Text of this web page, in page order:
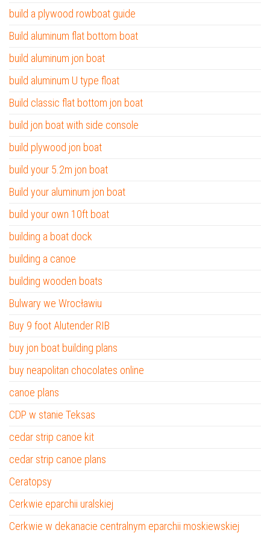
build a plywood rowboat guide
Build aluminum flat bottom boat
build aluminum jon boat
build aluminum U type float
Build classic flat bottom jon boat
build jon boat with side console
build plywood jon boat
build your 5.2m jon boat
Build your aluminum jon boat
build your own 10ft boat
building a boat dock
building a canoe
building wooden boats
Bulwary we Wrocławiu
Buy 9 foot Alutender RIB
buy jon boat building plans
buy neapolitan chocolates online
canoe plans
CDP w stanie Teksas
cedar strip canoe kit
cedar strip canoe plans
Ceratopsy
Cerkwie eparchii uralskiej
Cerkwie w dekanacie centralnym eparchii moskiewskiej